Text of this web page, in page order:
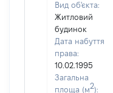
Вид об'єкта:
Житловий
будинок
Дата набуття
права:
10.02.1995
Загальна
площа (м2):